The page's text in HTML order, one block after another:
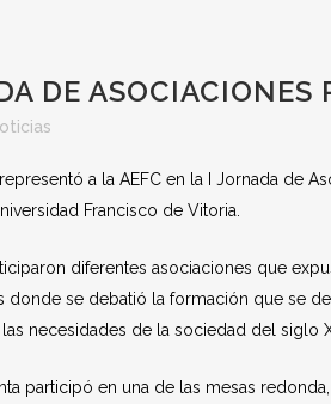
DE
a la AEFC en la I Jornada de
Francisco de Vitoria.
diferentes asociaciones que
donde se debatió la formación que se
las necesidades de la sociedad del siglo
participó en una de las mesas